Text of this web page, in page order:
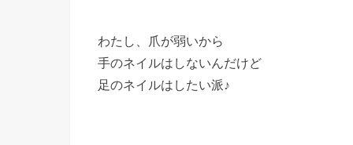
わたし、爪が弱いから
手のネイルはしないんだけど
足のネイルはしたい派♪